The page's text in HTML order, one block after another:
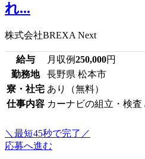
れ...
株式会社BREXA Next
給与 月収例250,000円
勤務地
長野県 松本市
寮・社宅 あり（無料）
仕事内容 カーナビの組立・検
＼最短45秒で完了／
応募へ進む